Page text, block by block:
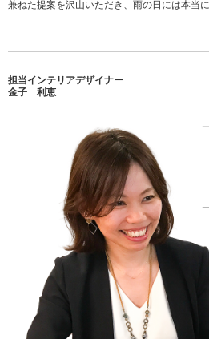
兼ねた提案を沢山いただき、雨の日には本当
担当インテリアデザイナー
金子 利恵